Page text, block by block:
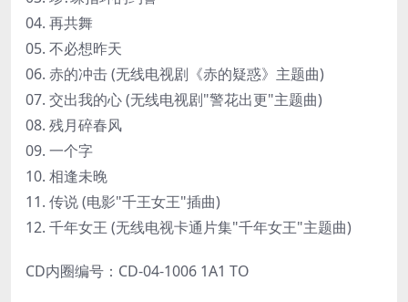
04. 再共舞
05. 不必想昨天
06. 赤的冲击 (无线电视剧《赤的疑惑》主题曲)
07. 交出我的心 (无线电视剧"警花出更"主题曲)
08. 残月碎春风
09. 一个字
10. 相逢未晚
11. 传说 (电影"千王女王"插曲)
12. 千年女王 (无线电视卡通片集"千年女王"主题曲)
CD内圈编号：CD-04-1006 1A1 TO